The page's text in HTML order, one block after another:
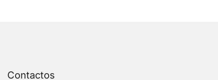
Contactos